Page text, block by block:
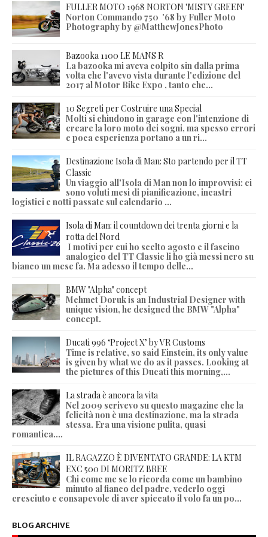
FULLER MOTO 1968 NORTON 'MISTY GREEN'
Norton Commando 750 '68 by Fuller Moto
Photography by @MatthewJonesPhoto
Bazooka 1100 LE MANS R
La bazooka mi aveva colpito sin dalla prima
volta che l'avevo vista durante l'edizione del
2017 al Motor Bike Expo , tanto che...
10 Segreti per Costruire una Special
Molti si chiudono in garage con l'intenzione di
creare la loro moto dei sogni, ma spesso errori
e poca esperienza portano a un ri...
Destinazione Isola di Man: Sto partendo per il TT
Classic
Un viaggio all'Isola di Man non lo improvvisi: ci
sono voluti mesi di pianificazione, incastri
logistici e notti passate sul calendario ...
Isola di Man: il countdown dei trenta giorni e la
rotta del Nord
I motivi per cui ho scelto agosto e il fascino
analogico del TT Classic li ho già messi nero su
bianco un mese fa. Ma adesso il tempo delle...
BMW "Alpha" concept
Mehmet Doruk is an Industrial Designer with
unique vision, he designed the BMW "Alpha"
concept.
Ducati 996 ‘Project X’ by VR Customs
Time is relative, so said Einstein, its only value
is given by what we do as it passes. Looking at
the pictures of this Ducati this morning,...
La strada è ancora la vita
Nel 2009 scrivevo su questo magazine che la
felicità non è una destinazione, ma la strada
stessa. Era una visione pulita, quasi
romantica....
IL RAGAZZO È DIVENTATO GRANDE: LA KTM
EXC 500 DI MORITZ BREE
Chi come me se lo ricorda come un bambino
minuto al fianco del padre, vederlo oggi
cresciuto e consapevole di aver spiccato il volo fa un po...
BLOG ARCHIVE